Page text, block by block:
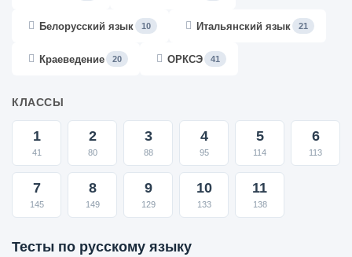
Белорусский язык 10 Итальянский язык 21
Краеведение 20 ОРКСЭ 41
КЛАССЫ
1
41
2
80
3
88
4
95
5
114
6
113
7
145
8
149
9
129
10
133
11
138
Тесты по русскому языку